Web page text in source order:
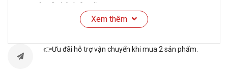
máy vận hành êm ái.
Hỗ trợ điều khiển từ xa qua app Panasonic Comfort
Cloud, dễ dàng sử dụng.
Tính năng đảo gió 4 chiều cho hiệu quả làm mát
đồng đều mọi góc phòng.
Xem thêm
👉Ưu đãi hỗ trợ vận chuyển khi mua 2 sản phẩm.